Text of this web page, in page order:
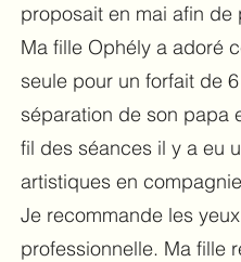
proposait en mai afin de
Ma fille Ophély a adoré
seule pour un forfait de
séparation de son papa
fil des séances il y a eu
artistiques en
Je recommande les
professionnelle. Ma fille